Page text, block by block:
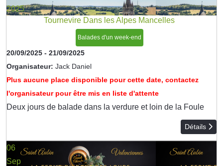
2025
Tournevire Dans les Alpes Mancelles
Balades d'un week-end
20/09/2025 - 21/09/2025
Organisateur: Jack Daniel
Plus aucune place disponible pour cette date, contactez
l'organisateur pour être mis en liste d'attente
Deux jours de balade dans la verdure et loin de la Foule
Détails
06
Sep